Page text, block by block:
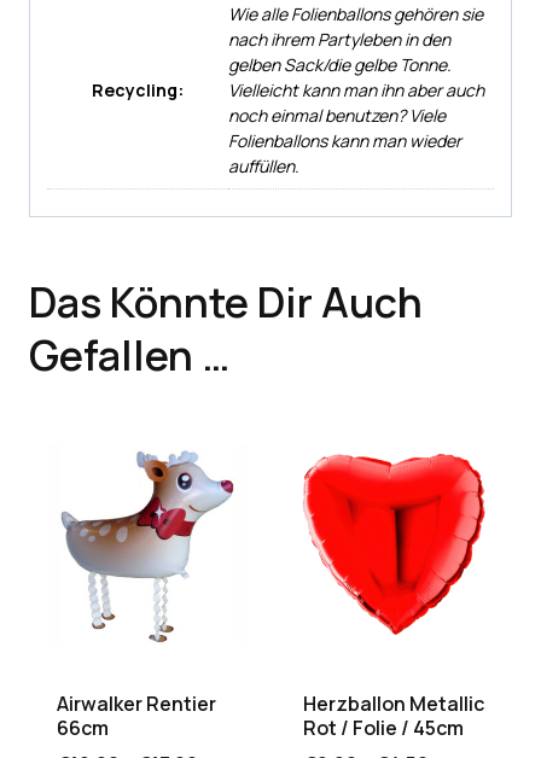
Recycling:
Wie alle Folienballons gehören sie
nach ihrem Partyleben in den
gelben Sack/die gelbe Tonne.
Vielleicht kann man ihn aber auch
noch einmal benutzen? Viele
Folienballons kann man wieder
auffüllen.
Das Könnte Dir Auch
Gefallen …
Airwalker Rentier
66cm
Herzballon Metallic
Rot / Folie / 45cm